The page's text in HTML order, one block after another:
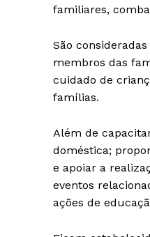
familiares,
São
membros das
cuidado de
famílias.
Além de
doméstica;
e apoiar a
eventos
ações de